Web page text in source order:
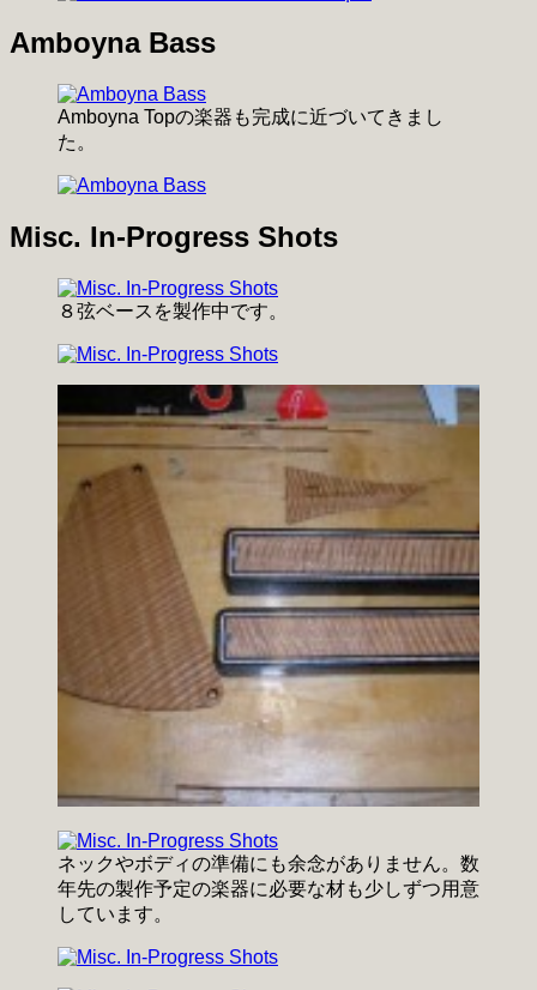
Amboyna Bass
Amboyna Topの楽器も完成に近づいてきまし
た。
Misc. In-Progress Shots
８弦ベースを製作中です。
ネックやボディの準備にも余念がありません。数
年先の製作予定の楽器に必要な材も少しずつ用意
しています。